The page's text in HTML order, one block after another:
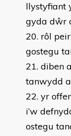
llystyfiant
gyda dŵr
rôl
gostegu
diben
tanwydd
yr
i’w
ostegu